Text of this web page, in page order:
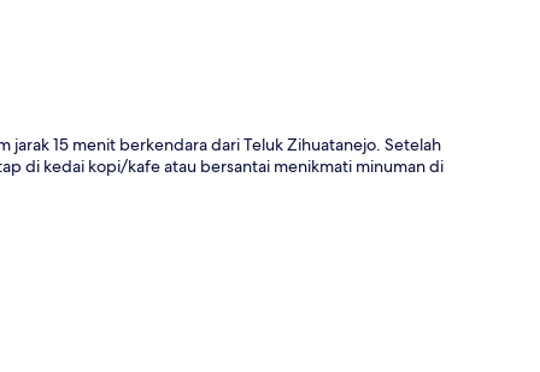
15 menit berkendara dari Teluk Zihuatanejo. Setelah
di kedai kopi/kafe atau bersantai menikmati minuman di